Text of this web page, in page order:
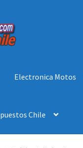
Electronica Motos
Chile